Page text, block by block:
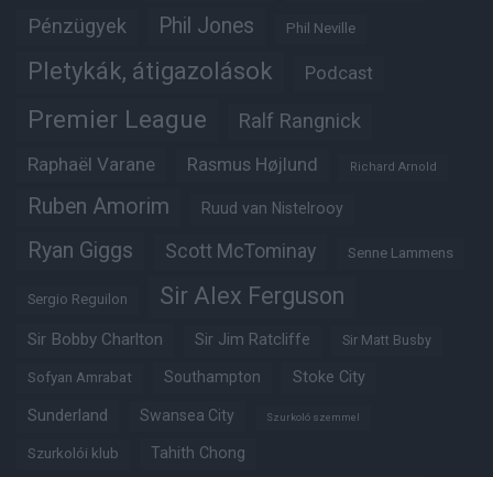
Pénzügyek Phil Jones Phil Neville
Pletykák, átigazolások Podcast
Premier League Ralf Rangnick
Raphaël Varane Rasmus Højlund Richard Arnold
Ruben Amorim Ruud van Nistelrooy
Ryan Giggs Scott McTominay Senne Lammens
Sergio Reguilon Sir Alex Ferguson
Sir Bobby Charlton Sir Jim Ratcliffe Sir Matt Busby
Sofyan Amrabat Southampton Stoke City
Sunderland Swansea City Szurkoló szemmel
Szurkolói klub Tahith Chong